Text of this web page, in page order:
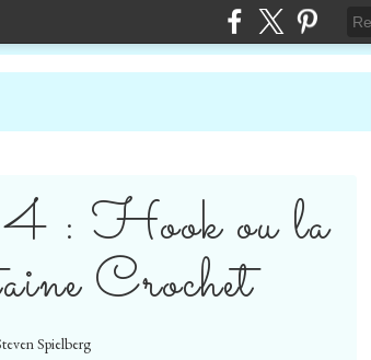
: Hook ou la
Crochet
Spielberg